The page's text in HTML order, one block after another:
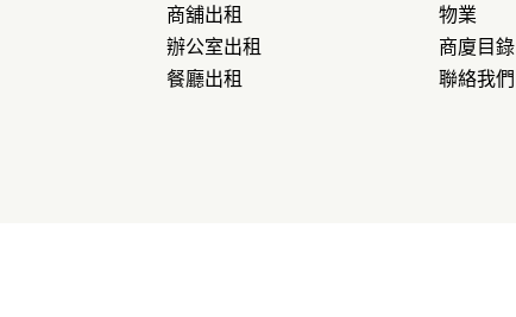
商舖出租
辦公室出租
餐廳出租
物業
商廈目錄
聯絡我們